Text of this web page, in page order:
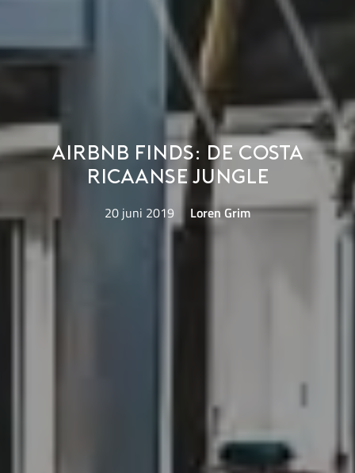
Airbnb finds: de Costa
Ricaanse jungle
20 juni 2019 Loren Grim